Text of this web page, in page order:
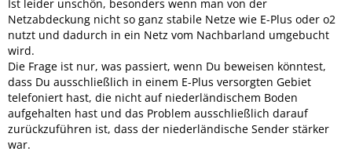
Ist leider unschön, besonders wenn man von der
Netzabdeckung nicht so ganz stabile Netze wie E-Plus oder o2
nutzt und dadurch in ein Netz vom Nachbarland umgebucht
wird.
Die Frage ist nur, was passiert, wenn Du beweisen könntest,
dass Du ausschließlich in einem E-Plus versorgten Gebiet
telefoniert hast, die nicht auf niederländischem Boden
aufgehalten hast und das Problem ausschließlich darauf
zurückzuführen ist, dass der niederländische Sender stärker
war.